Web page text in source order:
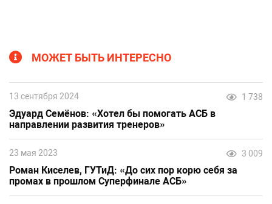
МОЖЕТ БЫТЬ ИНТЕРЕСНО
13 сентября 2024 1 738
Эдуард Семёнов: «Хотел бы помогать АСБ в
направлении развития тренеров»
23 мая 2023 3 009
Роман Киселев, ГУТиД: «До сих пор корю себя за
промах в прошлом Суперфинале АСБ»